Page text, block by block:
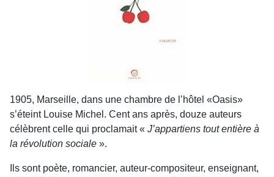
1905, Marseille, dans une chambre de l’hôtel «Oasis»
s’éteint Louise Michel. Cent ans après, douze auteurs
célèbrent celle qui proclamait « J’appartiens tout entière à
la révolution sociale ».
Ils sont poète, romancier, auteur-compositeur, enseignant,